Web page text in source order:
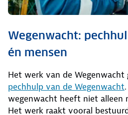
Wegenwacht:
én mensen
Het werk van de
pechhulp van de Wegenwacht
wegenwacht heeft niet alleen
Het werk raakt vooral